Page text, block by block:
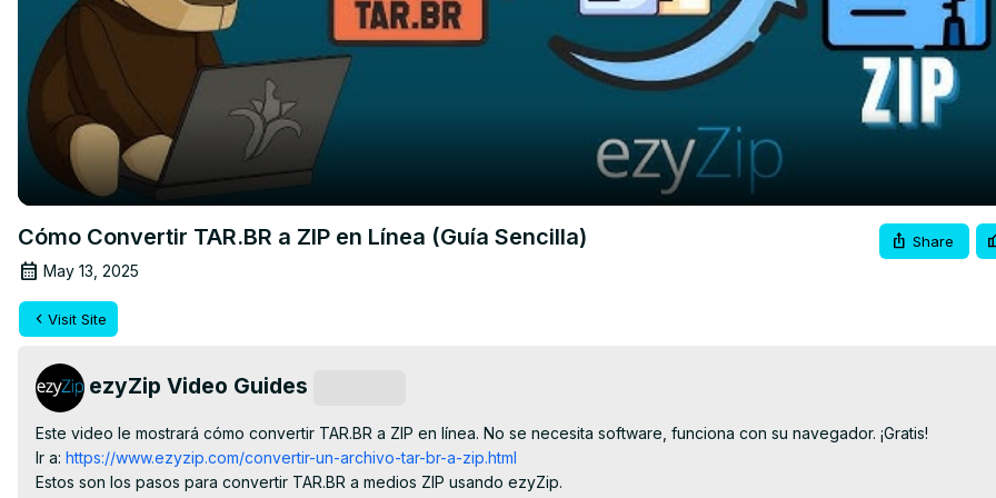
Cómo Convertir TAR.BR a ZIP en Línea (Guía Sencilla)
May 13, 2025
Share
Visit Site
ezyZip Video Guides
Este video le mostrará cómo convertir TAR.BR a ZIP en línea. No se necesita software, funciona con su navegador. ¡Gratis!
Ir a: https://www.ezyzip.com/convertir-un-archivo-tar-br-a-zip.html
Estos son los pasos para convertir TAR.BR a medios ZIP usando ezyZip.